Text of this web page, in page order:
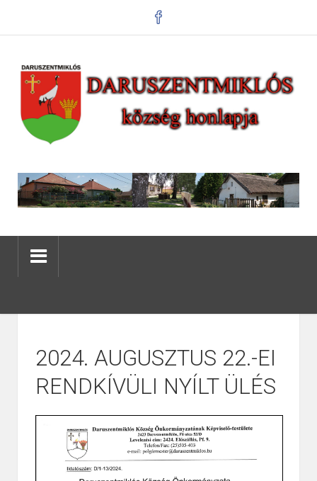
2024. AUGUSZTUS 22.-EI
RENDKÍVÜLI NYÍLT ÜLÉS